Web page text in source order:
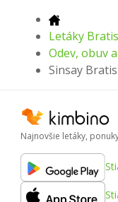
Letáky
Odev, obuv
Sinsay
Najnovšie letáky,